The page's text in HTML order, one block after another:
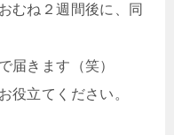
むね２週間後に、同
届きます（笑）
役立てください。